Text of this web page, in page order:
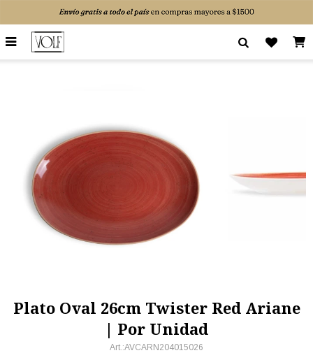

Plato Oval 26cm Twister Red Ariane
| Por Unidad
AVCARN204015026